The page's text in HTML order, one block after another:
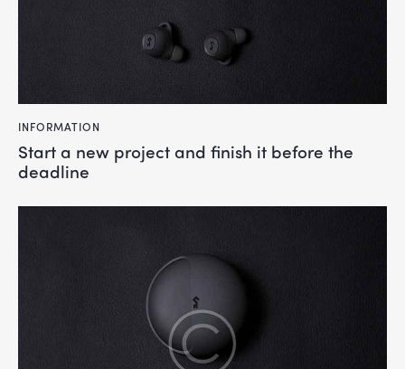
INFORMATION
Start a new project and finish it before the
deadline